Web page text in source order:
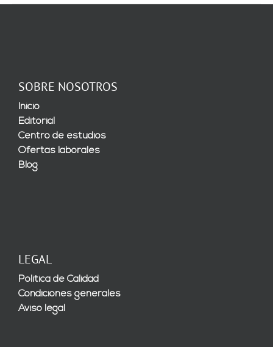
SOBRE NOSOTROS
Inicio
Editorial
Centro de estudios
Ofertas laborales
Blog
LEGAL
Política de Calidad
Condiciones generales
Aviso legal